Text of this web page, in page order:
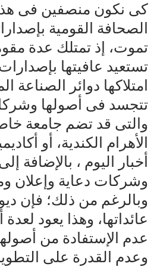
كى نكون منصفين فى
الصحافة القومية
تموت، إذ تمتلك عدة
تستعيد عافيتها
امتلاكها دوائر الصناعة
تتجسد فى أصولها
والتى قد تضم جامعة
الأهرام الكندية، أو
أخبار اليوم ، بالإضافة
وشركات دعاية وإعلان
وبالرغم من ذلك؛ فإن
عائداتها، وهذا يعود
عدم الإستفادة من
وعدم القدرة على